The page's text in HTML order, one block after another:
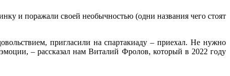
и поражали своей необычностью (одни названия чего стоят
пригласили на спартакиаду – приехал. Не нужно
– рассказал нам Виталий Фролов, который в 2022 году